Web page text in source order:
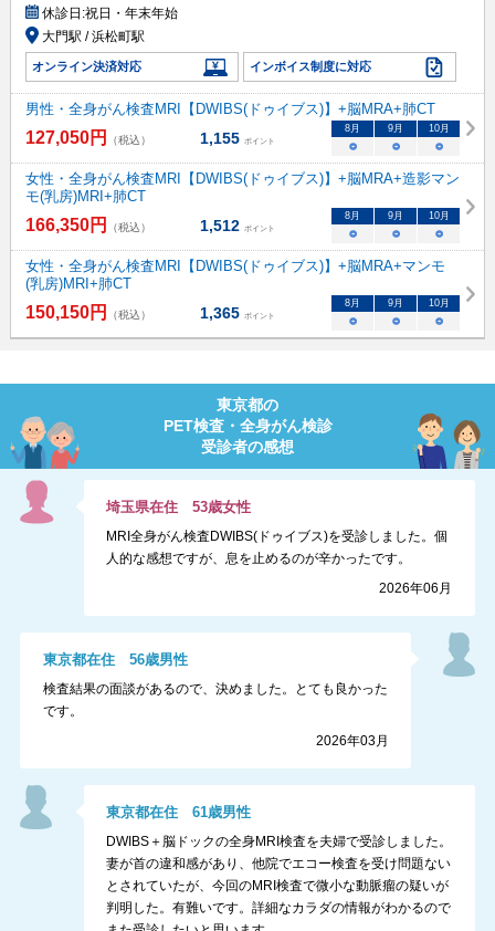
休診日:祝日・年末年始
大門駅 / 浜松町駅
オンライン決済対応 インボイス制度に対応
男性・全身がん検査MRI【DWIBS(ドゥイブス)】+脳MRA+肺CT
127,050円 （税込） 1,155 ポイント
8 月 9 月 10月
○ ○ ○
女性・全身がん検査MRI【DWIBS(ドゥイブス)】+脳MRA+造影マン
モ(乳房)MRI+肺CT
166,350円 （税込） 1,512 ポイント
8 月 9 月 10月
○ ○ ○
女性・全身がん検査MRI【DWIBS(ドゥイブス)】+脳MRA+マンモ
(乳房)MRI+肺CT
150,150円 （税込） 1,365 ポイント
8 月 9 月 10月
○ ○ ○
東京都の
PET検査・全身がん検診
受診者の感想
埼玉県在住53歳女性
MRI全身がん検査DWIBS(ドゥイブス)を受診しました。個
人的な感想ですが、息を止めるのが辛かったです。
2026年06月
東京都在住 56歳男性
検査結果の面談があるので、決めました。とても良かった
です。
2026年03月
東京都在住61歳男性
DWIBS＋脳ドックの全身MRI検査を夫婦で受診しました。
妻が首の違和感があり、他院でエコー検査を受け問題ない
とされていたが、今回のMRI検査で微小な動脈瘤の疑いが
判明した。有難いです。詳細なカラダの情報がわかるので